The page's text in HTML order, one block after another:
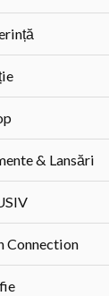
& Lansări
Connection